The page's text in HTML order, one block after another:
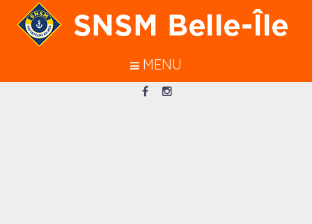
En poursuivant votre navigation sur
ce site, vous acceptez l’utilisation de
cookies pour vous garantir une
meilleure navigation.
MENU